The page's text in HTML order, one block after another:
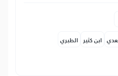
ابن كثير الطبري